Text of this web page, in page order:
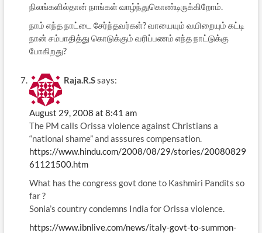
நிலங்களில்தான் நாங்கள் வாழ்ந்துகொண்டிருக்கிறோம்.
நாம் எந்த நாட்டை சேர்ந்தவர்கள்? வாயையும் வயிறையும் கட்டி
நான் சம்பாதித்து கொடுக்கும் வரிப்பணம் எந்த நாட்டுக்கு
போகிறது?
Raja.R.Ssays:
August 29, 2008 at 8:41 am
The PM calls Orissa violence against Christians a
“national shame” and asssures compensation.
https://www.hindu.com/2008/08/29/stories/20080829
61121500.htm
What has the congress govt done to Kashmiri Pandits so
far ?
Sonia’s country condemns India for Orissa violence.
https://www.ibnlive.com/news/italy-govt-to-summon-